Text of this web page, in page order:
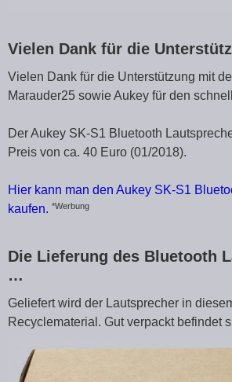
Vielen Dank für die
Vielen Dank für die Unterstützung mit
Marauder25 sowie Aukey für den
Der Aukey SK-S1 Bluetooth
Preis von ca. 40 Euro (01/2018).
Hier kann man den Aukey SK-S1
kaufen. *Werbung
Die Lieferung des Bluetooth
…
Geliefert wird der Lautsprecher in
Recyclematerial. Gut verpackt befindet